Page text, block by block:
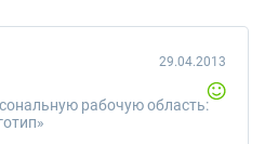
рабочую область:
29.04.2013